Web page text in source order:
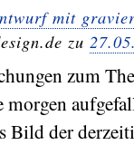
mit
zu
zum
Bild der